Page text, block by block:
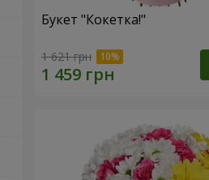
Букет "Кокетка!"
1 621 грн